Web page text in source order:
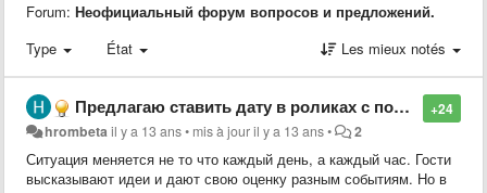
Forum: Неофициальный форум вопросов и предложений.
Type
État Les mieux notés
+24
Предлагаю ставить дату в роликах с пометкой "повтор"
hrombetail y a 13 ans• mis à jouril y a 13 ans• 2
Ситуация меняется не то что каждый день, а каждый час. Гости
высказывают идеи и дают свою оценку разным событиям. Но в